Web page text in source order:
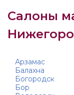
Салоны
Арзамас
Балахна
Богородск
Бор